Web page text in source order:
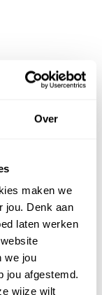
Over
maken we
jou. Denk aan
laten werken
we jou
jou afgestemd.
wijze wilt